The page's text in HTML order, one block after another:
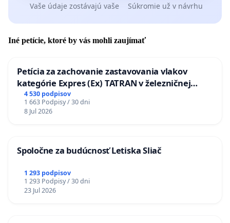
Vaše údaje zostávajú vaše Súkromie už v návrhu
Iné petície, ktoré by vás mohli zaujímať
Petícia za zachovanie zastavovania vlakov
kategórie Expres (Ex) TATRAN v železničnej
stanici Púchov
4 530 podpisov
1 663 Podpisy / 30 dni
8 Jul 2026
Spoločne za budúcnosť Letiska Sliač
1 293 podpisov
1 293 Podpisy / 30 dni
23 Jul 2026